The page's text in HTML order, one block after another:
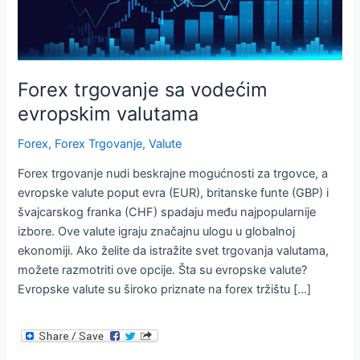
Forex trgovanje sa vodećim
evropskim valutama
Forex, Forex Trgovanje,Valute
Forex trgovanje nudi beskrajne mogućnosti za trgovce, a
evropske valute poput evra (EUR), britanske funte (GBP) i
švajcarskog franka (CHF) spadaju među najpopularnije
izbore. Ove valute igraju značajnu ulogu u globalnoj
ekonomiji. Ako želite da istražite svet trgovanja valutama,
možete razmotriti ove opcije. Šta su evropske valute?
Evropske valute su široko priznate na forex tržištu […]